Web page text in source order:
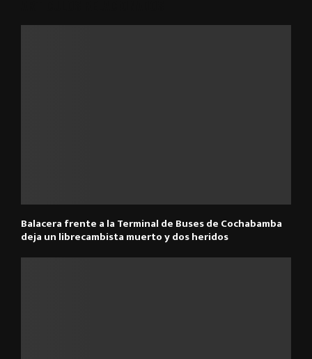
Balacera frente a la Terminal de Buses de Cochabamba
deja un librecambista muerto y dos heridos